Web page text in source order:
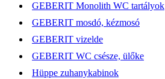
GEBERIT Monolith WC tartályok
GEBERIT mosdó, kézmosó
GEBERIT vizelde
GEBERIT WC csésze, ülőke
Hüppe zuhanykabinok